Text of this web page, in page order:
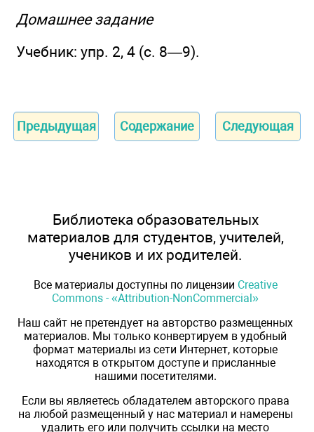
Домашнее задание
Учебник: упр. 2, 4 (с. 8—9).
Предыдущая Содержание Следующая
Библиотека образовательных
материалов для студентов, учителей,
учеников и их родителей.
Все материалы доступны по лицензии Creative
Commons - «Attribution-NonCommercial»
Наш сайт не претендует на авторство размещенных
материалов. Мы только конвертируем в удобный
формат материалы из сети Интернет, которые
находятся в открытом доступе и присланные
нашими посетителями.
Если вы являетесь обладателем авторского права
на любой размещенный у нас материал и намерены
удалить его или получить ссылки на место